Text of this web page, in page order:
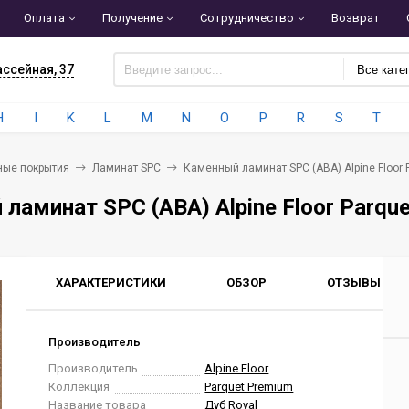
Оплата Получение Сотрудничество Возврат
37 Все
I K L M N O P R S T
покрытия Ламинат SPC Каменный ламинат SPC (ABA) Alpine Floor
SPC (ABA) Alpine Floor
ХАРАКТЕРИСТИКИ ОБЗОР ОТЗЫВЫ
Производитель
Производитель
Alpine Floor
Коллекция
Parquet Premium
Название товара
Дуб Royal